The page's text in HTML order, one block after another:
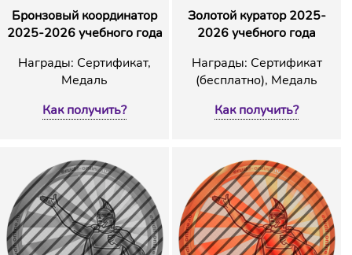
Бронзовый координатор
2025-2026 учебного года
Награды: Сертификат,
Медаль
Как получить?
Золотой куратор 2025-
2026 учебного года
Награды: Сертификат
(бесплатно), Медаль
Как получить?